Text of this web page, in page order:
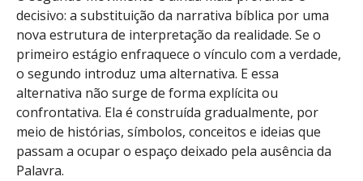
decisivo: a substituição da narrativa bíblica por uma
nova estrutura de interpretação da realidade. Se o
primeiro estágio enfraquece o vínculo com a verdade,
o segundo introduz uma alternativa. E essa
alternativa não surge de forma explícita ou
confrontativa. Ela é construída gradualmente, por
meio de histórias, símbolos, conceitos e ideias que
passam a ocupar o espaço deixado pela ausência da
Palavra.